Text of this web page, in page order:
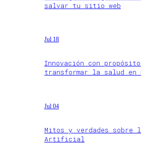
salvar tu sitio web
Jul 18
Innovación con
transformar la salud en
Jul 04
Mitos y verdades
Artificial